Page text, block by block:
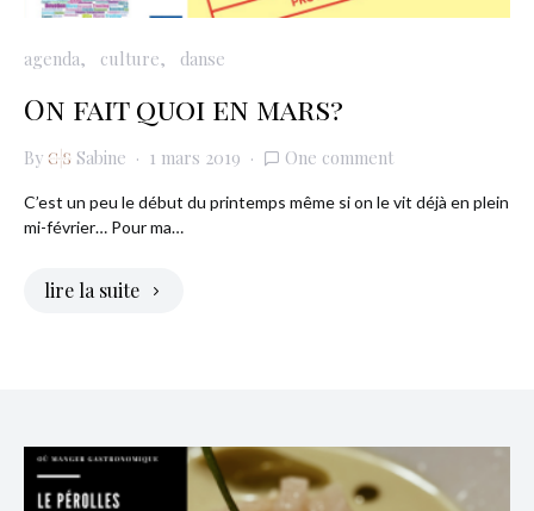
agenda culture danse
On fait quoi en mars?
By Sabine 1 mars 2019 One comment
C’est un peu le début du printemps même si on le vit déjà en plein
mi-février… Pour ma…
lire la suite